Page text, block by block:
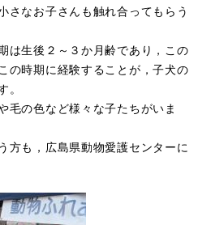
さなお子さんも触れ合ってもらう
は生後２～３か月齢であり，この
の時期に経験することが，子犬の
毛の色など様々な子たちがいま
方も，広島県動物愛護センターに